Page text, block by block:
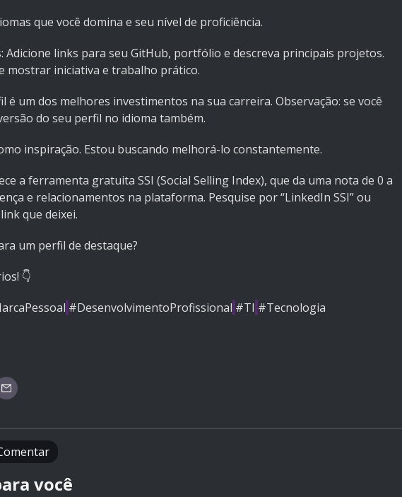
que você domina e seu nível de proficiência.
Adicione links para seu GitHub, portfólio e descreva principais projetos.
mostrar iniciativa e trabalho prático.
um dos melhores investimentos na sua carreira. Observação: se você
do seu perfil no idioma também.
inspiração. Estou buscando melhorá-lo constantemente.
a ferramenta gratuita SSI (Social Selling Index), que da uma nota de 0 a
e relacionamentos na plataforma. Pesquise por “LinkedIn SSI” ou
que deixei.
um perfil de destaque?
👇
#DesenvolvimentoProfissional #TI #Tecnologia
você